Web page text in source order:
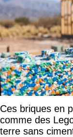
Ces briques en
comme des
terre sans